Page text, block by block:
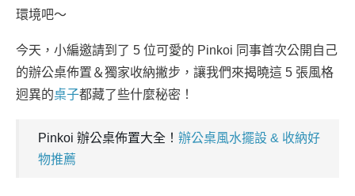
環境吧～
今天，小編邀請到了 5 位可愛的 Pinkoi 同事首次公開自己
的辦公桌佈置＆獨家收納撇步，讓我們來揭曉這 5 張風格
迥異的桌子都藏了些什麼秘密！
Pinkoi 辦公桌佈置大全！ 辦公桌風水擺設 & 收納好
物推薦